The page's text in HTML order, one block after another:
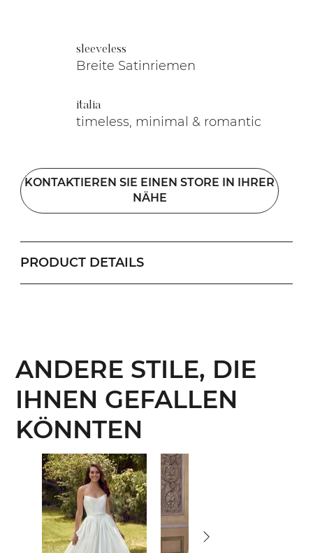
sleeveless
Breite Satinriemen
italia
timeless, minimal & romantic
KONTAKTIEREN SIE EINEN STORE IN IHRER
NÄHE
PRODUCT DETAILS
ANDERE STILE, DIE
IHNEN GEFALLEN
KÖNNTEN